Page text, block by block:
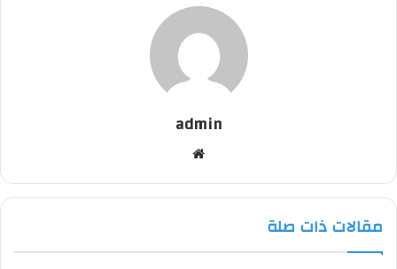
admin
مقالات ذات صلة